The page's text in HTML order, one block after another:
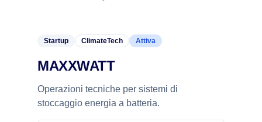
Startup ClimateTech Attiva
MAXXWATT
Operazioni tecniche per sistemi di
stoccaggio energia a batteria.